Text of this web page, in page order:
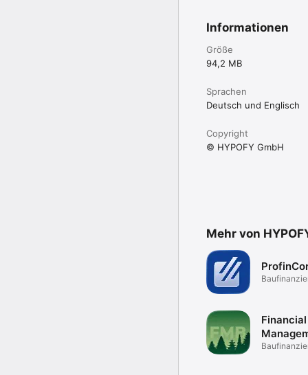
Informationen
Größe
94,2 MB
Sprachen
Deutsch und Englisch
Copyright
© HYPOFY GmbH
Mehr von
Financial
Baden